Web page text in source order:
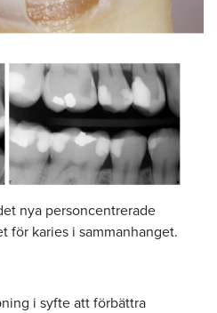
nya personcentrerade
för karies i sammanhanget.
i syfte att förbättra